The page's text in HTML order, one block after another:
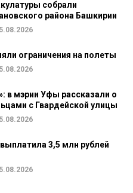
собрали
района Башкирии
ограничения на полеты
в мэрии Уфы рассказали о
с Гвардейской улицы
3,5 млн рублей